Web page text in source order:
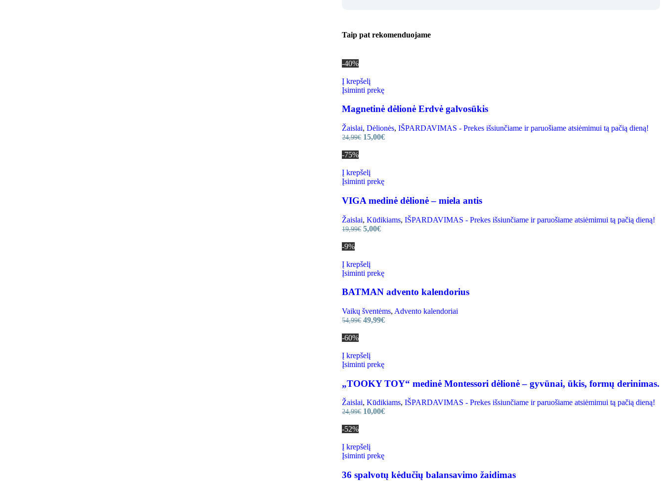
Taip pat rekomenduojame
-40%
Į krepšelį
Įsiminti prekę
Magnetinė dėlionė Erdvė galvosūkis
Žaislai, Dėlionės, IŠPARDAVIMAS - Prekes išsiunčiame ir paruošiame atsiėmimui tą pačią dieną!
24,99€ 15,00€
-75%
Į krepšelį
Įsiminti prekę
VIGA medinė dėlionė – miela antis
Žaislai, Kūdikiams, IŠPARDAVIMAS - Prekes išsiunčiame ir paruošiame atsiėmimui tą pačią dieną!
19,99€ 5,00€
-9%
Į krepšelį
Įsiminti prekę
BATMAN advento kalendorius
Vaikų šventėms, Advento kalendoriai
54,99€ 49,99€
-60%
Į krepšelį
Įsiminti prekę
„TOOKY TOY“ medinė Montessori dėlionė – gyvūnai, ūkis, formų derinimas.
Žaislai, Kūdikiams, IŠPARDAVIMAS - Prekes išsiunčiame ir paruošiame atsiėmimui tą pačią dieną!
24,99€ 10,00€
-52%
Į krepšelį
Įsiminti prekę
36 spalvotų kėdučių balansavimo žaidimas